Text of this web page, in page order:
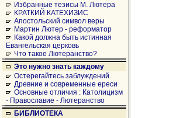
Избранные тезисы М. Лютера
КРАТКИЙ КАТЕХИЗИС
Апостольский символ веры
Мартин Лютер - реформатор
Какой должна быть истинная
Евангельская церковь
Что такое Лютеранство?
Это нужно знать каждому
Остерегайтесь заблуждений
Древние и современные ереси
Основные отличия : Католицизм
- Православие - Лютеранство
БИБЛИОТЕКА